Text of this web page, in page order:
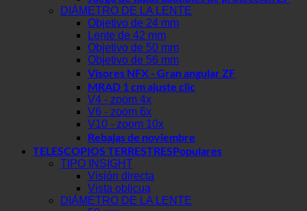
DIÁMETRO DE LA LENTE
Objetivo de 24 mm
Lente de 42 mm
Objetivo de 50 mm
Objetivo de 56 mm
Visores NFX - Gran angular ZF
MRAD 1 cm ajuste clic
V4 - zoom 4x
V6 - zoom 6x
V10 - zoom 10x
Rebajas de noviembre
TELESCOPIOS TERRESTRES
TIPO INSIGHT
Visión directa
Vista oblicua
DIÁMETRO DE LA LENTE